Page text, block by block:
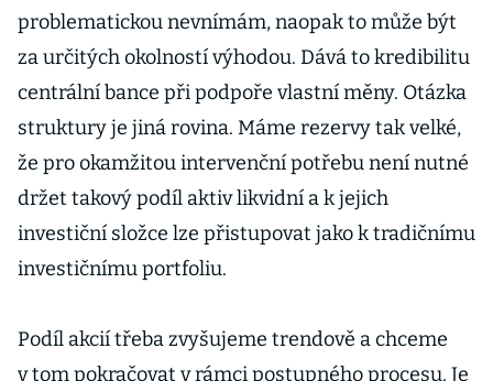
problematickou nevnímám, naopak to může být
za určitých okolností výhodou. Dává to kredibilitu
centrální bance při podpoře vlastní měny. Otázka
struktury je jiná rovina. Máme rezervy tak velké,
že pro okamžitou intervenční potřebu není nutné
držet takový podíl aktiv likvidní a k jejich
investiční složce lze přistupovat jako k tradičnímu
investičnímu portfoliu.
Podíl akcií třeba zvyšujeme trendově a chceme
v tom pokračovat v rámci postupného procesu. Je